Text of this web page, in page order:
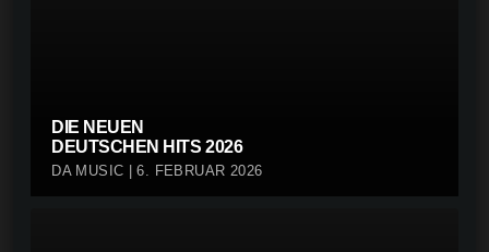
DIE NEUEN
DEUTSCHEN HITS 2026
DA MUSIC | 6. FEBRUAR 2026